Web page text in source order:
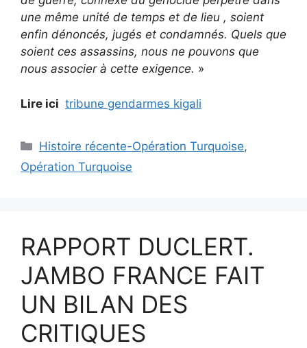
une même unité de temps et de lieu , soient
enfin dénoncés, jugés et condamnés. Quels que
soient ces assassins, nous ne pouvons que
nous associer à cette exigence. »
Lire ici tribune gendarmes kigali
Catégories
Histoire récente-Opération Turquoise,
Opération Turquoise
RAPPORT DUCLERT.
JAMBO FRANCE FAIT
UN BILAN DES
CRITIQUES